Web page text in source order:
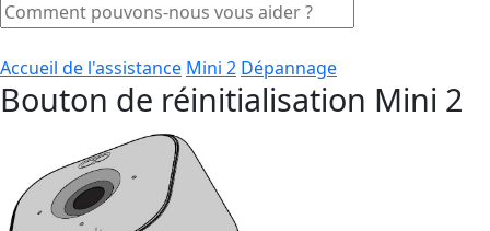
Accueil de l'assistance Mini 2 Dépannage
Bouton de réinitialisation Mini 2